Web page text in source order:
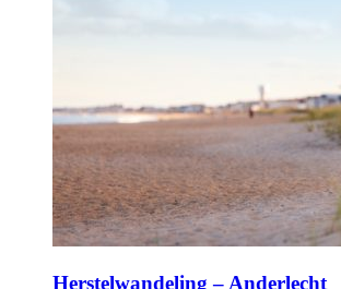
Herstelwandeling – Anderlecht